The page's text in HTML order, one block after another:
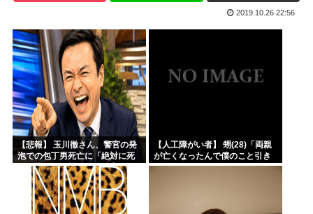
韓国サッカー協会、外国人審判員数十人に性的接待。羨ま死刑
韓国人「韓国サッカー協会が行った国際試合の性的接待の全容...
【超画像 】週刊少年ジャンプ、世代交代に失敗
外国人「2002年W杯は?」韓国サッカーに衝撃的不祥事！...
海外「日本なんて行くんじゃなかった…」 日本を知ってしま...
2019.10.26 22:56
【悲報】 玉川徹さん、警官の発
泡での包丁男死亡に「絶対に死
刑にならない罪なのに警察が死
刑にした！」 → 元警官のマジレ
スがコチラ → ………
【人工障がい者】 甥(28)「両親
が亡くなったんで僕のこと引き
取ってほしいんですけど！」な